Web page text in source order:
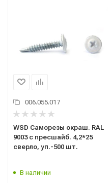
006.055.017
WSD Саморезы окраш. RAL
9003 с пресшайб. 4,2*25
сверло, уп.-500 шт.
В наличии